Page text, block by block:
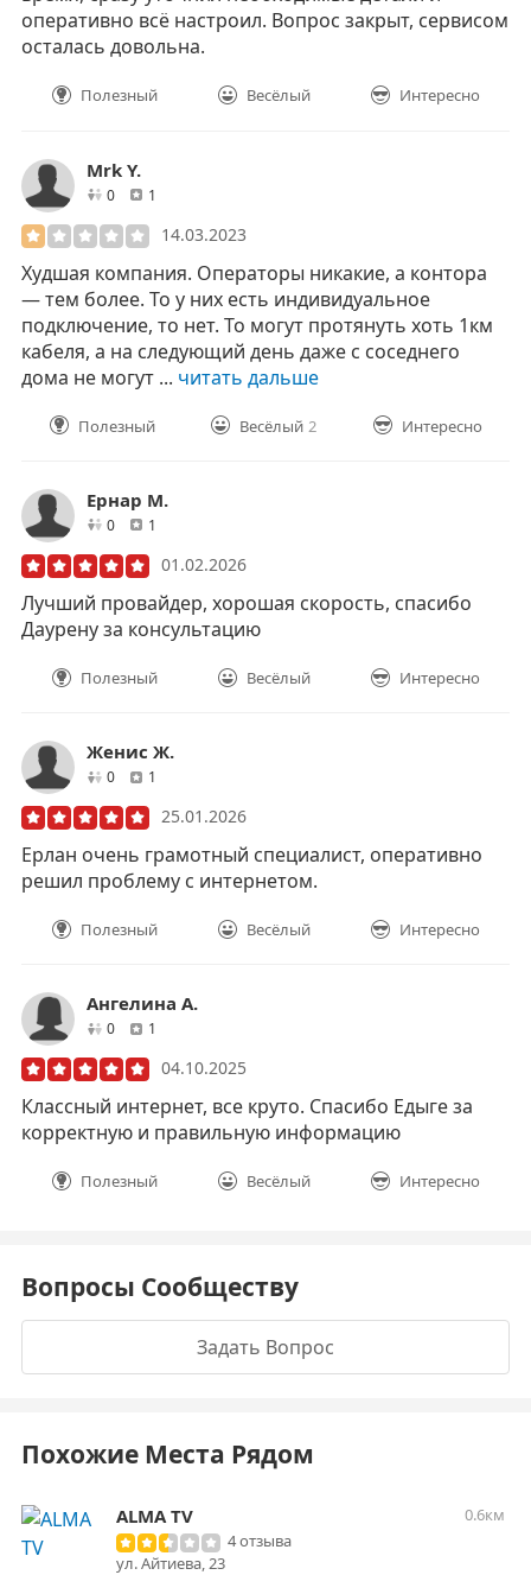
оперативно всё настроил. Вопрос закрыт, сервисом
осталась довольна.
Полезный Весёлый Интересно
Mrk Y.
0друзей1
14.03.2023
Худшая компания. Операторы никакие, а контора
— тем более. То у них есть индивидуальное
подключение, то нет. То могут протянуть хоть 1км
кабеля, а на следующий день даже с соседнего
дома не могут ... читать дальше
Полезный Весёлый 2 Интересно
Ернар М.
0друзей1
01.02.2026
Лучший провайдер, хорошая скорость, спасибо
Даурену за консультацию
Полезный Весёлый Интересно
Женис Ж.
0друзей1
25.01.2026
Ерлан очень грамотный специалист, оперативно
решил проблему с интернетом.
Полезный Весёлый Интересно
Ангелина A.
0друзей1
04.10.2025
Классный интернет, все круто. Спасибо Едыге за
корректную и правильную информацию
Полезный Весёлый Интересно
Вопросы Сообществу
Задать Вопрос
Похожие Места Рядом
ALMA TV
0.6км
4 отзыва
ул. Айтиева, 23